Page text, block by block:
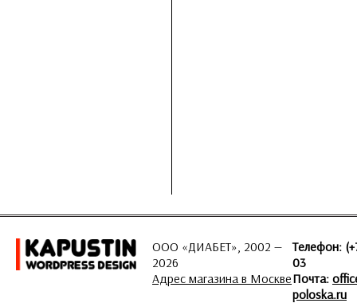
ООО «ДИАБЕТ», 2002 —
2026
Адрес магазина в Москве
Телефон:
03
Почта:
poloska.ru